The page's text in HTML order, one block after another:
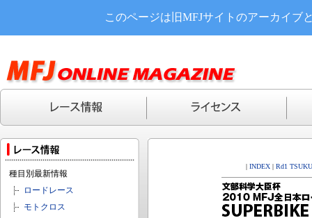
このページは旧MFJサイトのアーカイブ
種目別最新情報
ロードレース
モトクロス
| INDEX | Rd1